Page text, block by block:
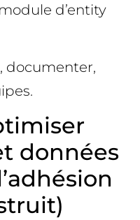
d’entity
documenter,
données